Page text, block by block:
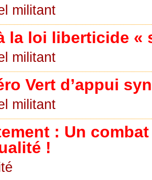
militant
la loi liberticide «
militant
Vert d’appui
militant
: Un
!